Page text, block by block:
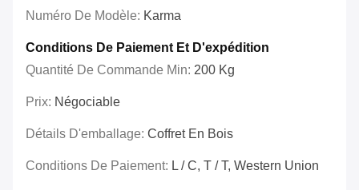
Numéro De Modèle: Karma
Conditions De Paiement Et D'expédition
Quantité De Commande Min: 200 Kg
Prix: Négociable
Détails D'emballage: Coffret En Bois
Conditions De Paiement: L / C, T / T, Western Union